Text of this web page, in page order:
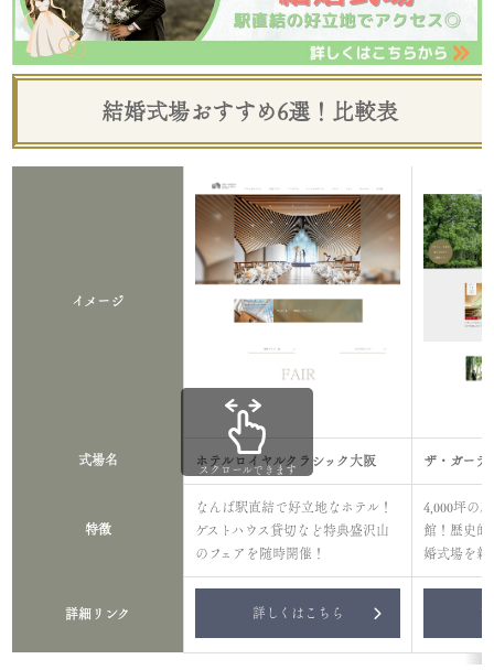
結婚式場おすすめ6選！比較表
イメージ
式場名 ホテルロイヤルクラシック大阪 ザ・ガーデ
特徴
なんば駅直結で好立地なホテル！
ゲストハウス貸切など特典盛沢山
のフェアを随時開催！
4,000坪の
館！歴史的
婚式場を新
詳細リンク 詳しくはこちら
スクロールできます